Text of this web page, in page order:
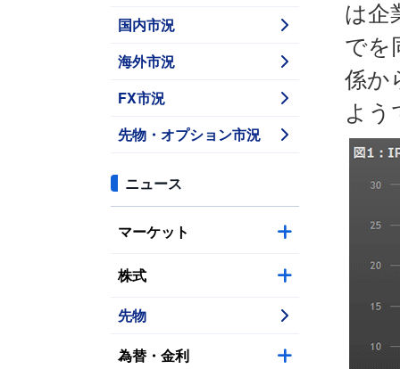
国内市況
海外市況
FX市況
先物・オプション市況
ニュース
マーケット
株式
先物
為替・金利
は企
でを
係か
よう